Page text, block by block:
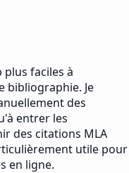
plus faciles à
bibliographie. Je
des
entrer les
des citations MLA
utile pour
en ligne.